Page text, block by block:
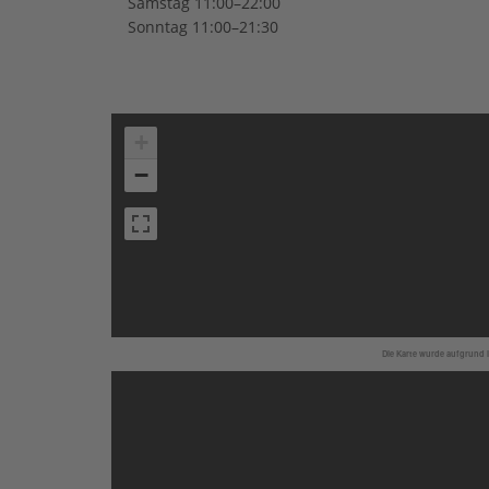
Sonntag 11:00–21:30
Die Karte wurde aufgrund
−